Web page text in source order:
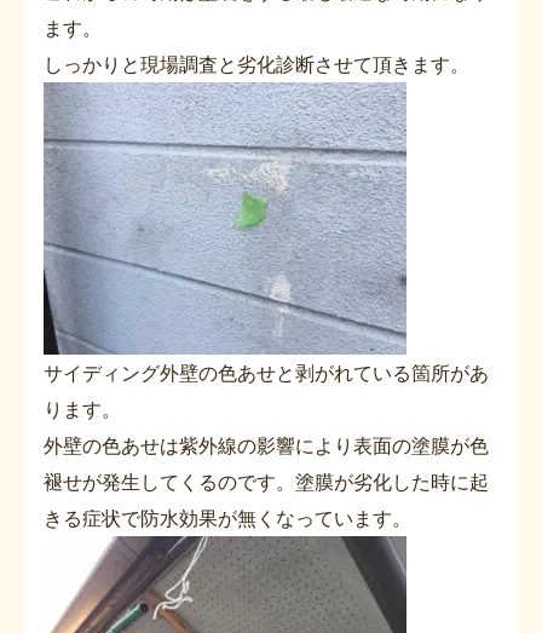
ます。
しっかりと現場調査と劣化診断させて頂きます。
サイディング外壁の色あせと剥がれている箇所があ
ります。
外壁の色あせは紫外線の影響により表面の塗膜が色
褪せが発生してくるのです。塗膜が劣化した時に起
きる症状で防水効果が無くなっています。